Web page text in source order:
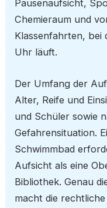
Pausenaufsicht,
Chemieraum und
Klassenfahrten, bei
Uhr läuft.
Der Umfang der
Alter, Reife und
und Schüler sowie
Gefahrensituation.
Schwimmbad
Aufsicht als eine
Bibliothek. Genau
macht die